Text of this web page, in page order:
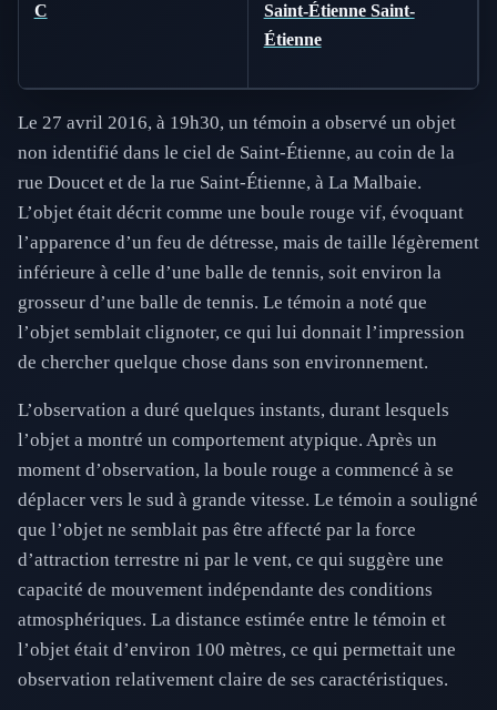
C
Saint-Étienne Saint-
Étienne
Le 27 avril 2016, à 19h30, un témoin a observé un objet
non identifié dans le ciel de Saint-Étienne, au coin de la
rue Doucet et de la rue Saint-Étienne, à La Malbaie.
L’objet était décrit comme une boule rouge vif, évoquant
l’apparence d’un feu de détresse, mais de taille légèrement
inférieure à celle d’une balle de tennis, soit environ la
grosseur d’une balle de tennis. Le témoin a noté que
l’objet semblait clignoter, ce qui lui donnait l’impression
de chercher quelque chose dans son environnement.
L’observation a duré quelques instants, durant lesquels
l’objet a montré un comportement atypique. Après un
moment d’observation, la boule rouge a commencé à se
déplacer vers le sud à grande vitesse. Le témoin a souligné
que l’objet ne semblait pas être affecté par la force
d’attraction terrestre ni par le vent, ce qui suggère une
capacité de mouvement indépendante des conditions
atmosphériques. La distance estimée entre le témoin et
l’objet était d’environ 100 mètres, ce qui permettait une
observation relativement claire de ses caractéristiques.